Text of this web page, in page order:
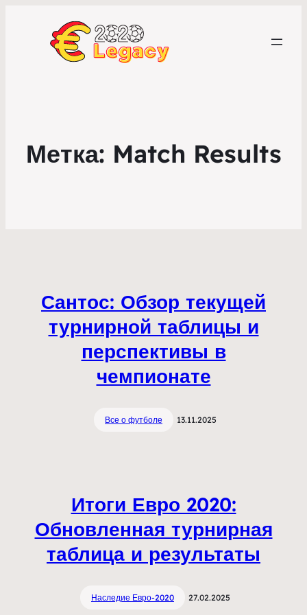
Метка: Match Results
Сантос: Обзор текущей
турнирной таблицы и
перспективы в
чемпионате
Все о футболе 13.11.2025
Итоги Евро 2020:
Обновленная турнирная
таблица и результаты
Наследие Евро-2020 27.02.2025